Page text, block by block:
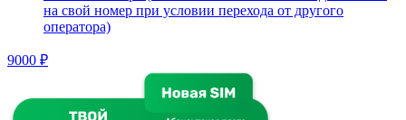
на свой номер при условии перехода от другого
оператора)
9000 ₽